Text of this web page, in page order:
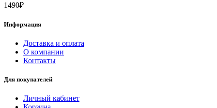
1490₽
Информация
Доставка и оплата
О компании
Контакты
Для покупателей
Личный кабинет